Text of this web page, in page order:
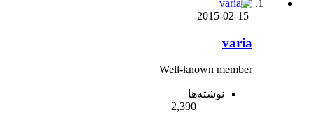
2015-02-15
varia
Well-known member
نوشته‌ها
2,390